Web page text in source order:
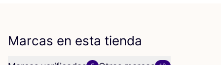
Marcas en esta tienda